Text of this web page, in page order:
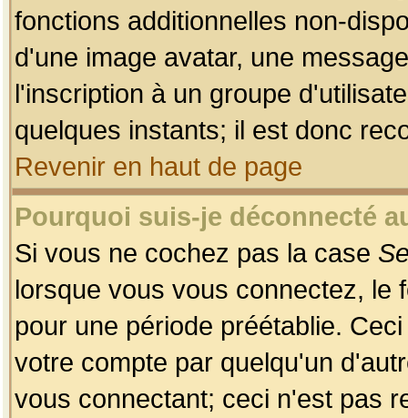
fonctions additionnelles non-
d'une image avatar, une
l'inscription à un groupe
quelques instants; il est donc
Revenir en haut de page
Pourquoi suis-je déconnecté
Si vous ne cochez pas la case
lorsque vous vous connectez, le
pour une période préétablie.
votre compte par quelqu'un
vous connectant; ceci n'est pas